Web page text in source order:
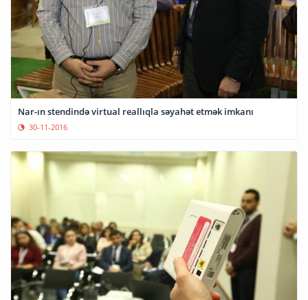
Nar-ın stendində virtual reallıqla səyahət etmək imkanı
30-11-2016